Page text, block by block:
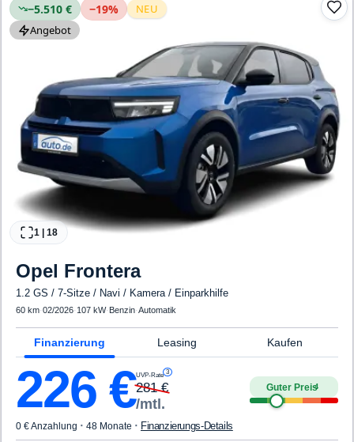
−5.510 € −19%
NEU
Angebot
1 18
Opel Frontera
1.2 GS / 7-Sitze / Navi / Kamera / Einparkhilfe
60 km·02/2026· 107 kW· Benzin·Automatik
Finanzierung Leasing Kaufen
226 €UVP-Rate 3
281€
/mtl.
Guter Preis4
0 € Anzahlung · 48 Monate · Finanzierungs-Details